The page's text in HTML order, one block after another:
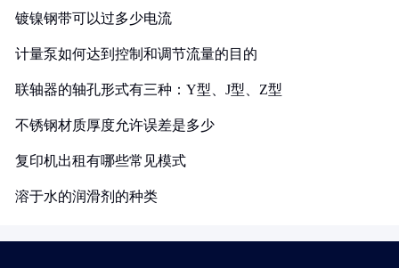
镀镍钢带可以过多少电流
计量泵如何达到控制和调节流量的目的
联轴器的轴孔形式有三种：Y型、J型、Z型
不锈钢材质厚度允许误差是多少
复印机出租有哪些常见模式
溶于水的润滑剂的种类